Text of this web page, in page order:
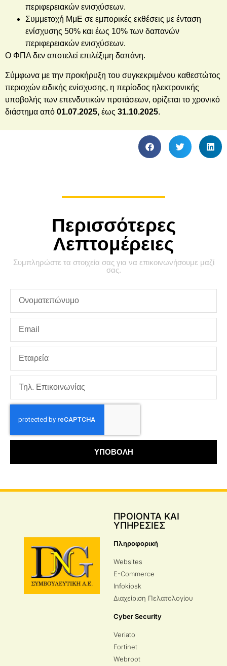
περιφερειακών ενισχύσεων.
Συμμετοχή ΜμΕ σε εμπορικές εκθέσεις με ένταση
ενίσχυσης 50% και έως 10% των δαπανών
περιφερειακών ενισχύσεων.
Ο ΦΠΑ δεν αποτελεί επιλέξιμη δαπάνη.
Σύμφωνα με την προκήρυξη του συγκεκριμένου καθεστώτος
περιοχών ειδικής ενίσχυσης, η περίοδος ηλεκτρονικής
υποβολής των επενδυτικών προτάσεων, ορίζεται το χρονικό
διάστημα από 01.07.2025, έως 31.10.2025.
Περισσότερες
Λεπτομέρειες
Συμπληρώστε τα στοιχεία σας για να επικοινωνήσουμε μαζί
σας.
ΥΠΟΒΟΛΗ
ΠΡΟΙΟΝΤΑ ΚΑΙ
ΥΠΗΡΕΣΙΕΣ
Πληροφορική
Websites
E-Commerce
Infokiosk
Διαχείριση Πελατολογίου
Cyber Security
Veriato
Fortinet
Webroot